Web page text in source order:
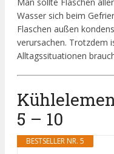
Wasser sich beim
Flaschen außen
verursachen. Trotzdem
Alltagssituationen
5 – 10
BESTSELLER NR. 5